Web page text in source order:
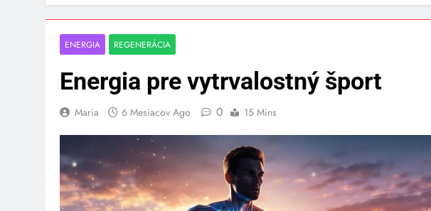
ENERGIA REGENERÁCIA
Energia pre vytrvalostný šport
Maria 6 Mesiacov Ago 0 15 Mins